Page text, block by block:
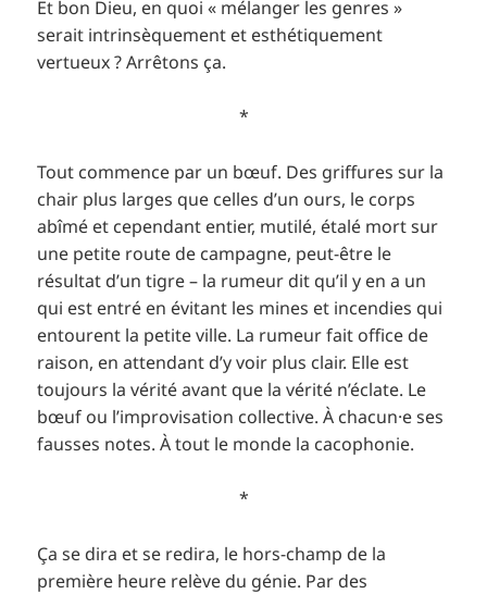
Et bon Dieu, en quoi « mélanger les genres »
serait intrinsèquement et esthétiquement
vertueux ? Arrêtons ça.
*
Tout commence par un bœuf. Des griffures sur la
chair plus larges que celles d’un ours, le corps
abîmé et cependant entier, mutilé, étalé mort sur
une petite route de campagne, peut-être le
résultat d’un tigre – la rumeur dit qu’il y en a un
qui est entré en évitant les mines et incendies qui
entourent la petite ville. La rumeur fait office de
raison, en attendant d’y voir plus clair. Elle est
toujours la vérité avant que la vérité n’éclate. Le
bœuf ou l’improvisation collective. À chacun·e ses
fausses notes. À tout le monde la cacophonie.
*
Ça se dira et se redira, le hors-champ de la
première heure relève du génie. Par des